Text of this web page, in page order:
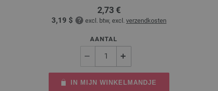
2,73 €
3,19 $ excl. btw, excl. verzendkosten
AANTAL
IN MIJN WINKELMANDJE